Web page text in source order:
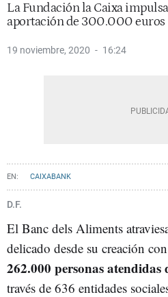
La Fundación la Caixa
aportación de 300.000 euros
19 noviembre, 2020 16:24
CAIXABANK
D.F.
El Banc dels Aliments
delicado desde su creación
262.000 personas atendidas
través de 636 entidades